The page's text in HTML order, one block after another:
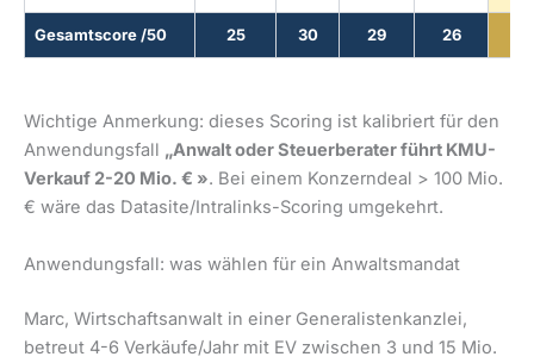
Gesamtscore /50 25 30 29 26
Wichtige Anmerkung: dieses Scoring ist kalibriert für den
Anwendungsfall „Anwalt oder Steuerberater führt KMU-
Verkauf 2-20 Mio. € ». Bei einem Konzerndeal > 100 Mio.
€ wäre das Datasite/Intralinks-Scoring umgekehrt.
Anwendungsfall: was wählen für ein Anwaltsmandat
Marc, Wirtschaftsanwalt in einer Generalistenkanzlei,
betreut 4-6 Verkäufe/Jahr mit EV zwischen 3 und 15 Mio.